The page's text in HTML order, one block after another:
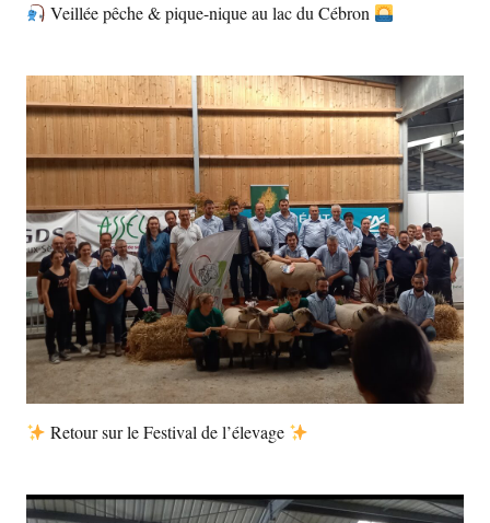
Veillée pêche & pique-nique au lac du Cébron
Retour sur le Festival de l’élevage